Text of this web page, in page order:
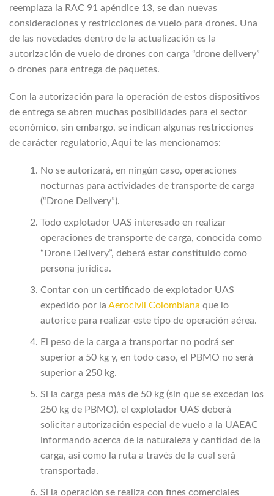
reemplaza la RAC 91 apéndice 13, se dan nuevas
consideraciones y restricciones de vuelo para drones. Una
de las novedades dentro de la actualización es la
autorización de vuelo de drones con carga “drone delivery”
o drones para entrega de paquetes.
Con la autorización para la operación de estos dispositivos
de entrega se abren muchas posibilidades para el sector
económico, sin embargo, se indican algunas restricciones
de carácter regulatorio, Aquí te las mencionamos:
No se autorizará, en ningún caso, operaciones
nocturnas para actividades de transporte de carga
(“Drone Delivery”).
Todo explotador UAS interesado en realizar
operaciones de transporte de carga, conocida como
“Drone Delivery”, deberá estar constituido como
persona jurídica.
Contar con un certificado de explotador UAS
expedido por la Aerocivil Colombiana que lo
autorice para realizar este tipo de operación aérea.
El peso de la carga a transportar no podrá ser
superior a 50 kg y, en todo caso, el PBMO no será
superior a 250 kg.
Si la carga pesa más de 50 kg (sin que se excedan los
250 kg de PBMO), el explotador UAS deberá
solicitar autorización especial de vuelo a la UAEAC
informando acerca de la naturaleza y cantidad de la
carga, así como la ruta a través de la cual será
transportada.
Si la operación se realiza con fines comerciales